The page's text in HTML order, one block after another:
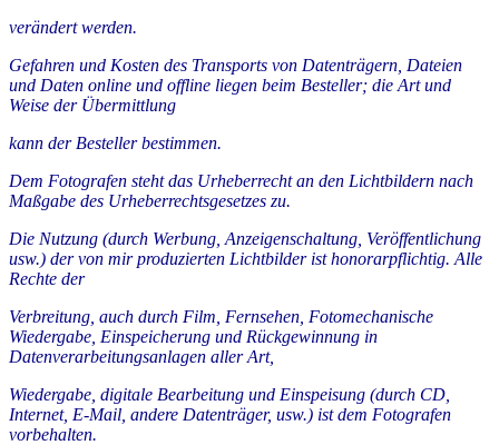
verändert werden.
Gefahren und Kosten des Transports von Datenträgern, Dateien
und Daten online und offline liegen beim Besteller; die Art und
Weise der Übermittlung
kann der Besteller bestimmen.
Dem Fotografen steht das Urheberrecht an den Lichtbildern nach
Maßgabe des Urheberrechtsgesetzes zu.
Die Nutzung (durch Werbung, Anzeigenschaltung, Veröffentlichung
usw.) der von mir produzierten Lichtbilder ist honorarpflichtig. Alle
Rechte der
Verbreitung, auch durch Film, Fernsehen, Fotomechanische
Wiedergabe, Einspeicherung und Rückgewinnung in
Datenverarbeitungsanlagen aller Art,
Wiedergabe, digitale Bearbeitung und Einspeisung (durch CD,
Internet, E-Mail, andere Datenträger, usw.) ist dem Fotografen
vorbehalten.